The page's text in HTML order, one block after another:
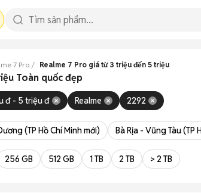
7 Pro Realme 7 Pro giá từ 3 triệu đến 5 triệu
Toàn quốc đẹp
đ - 5 triệu đ Realme 2292
(TP Hồ Chí Minh mới) Bà Rịa - Vũng Tàu (TP
256 GB 512 GB 1 TB 2 TB > 2 TB